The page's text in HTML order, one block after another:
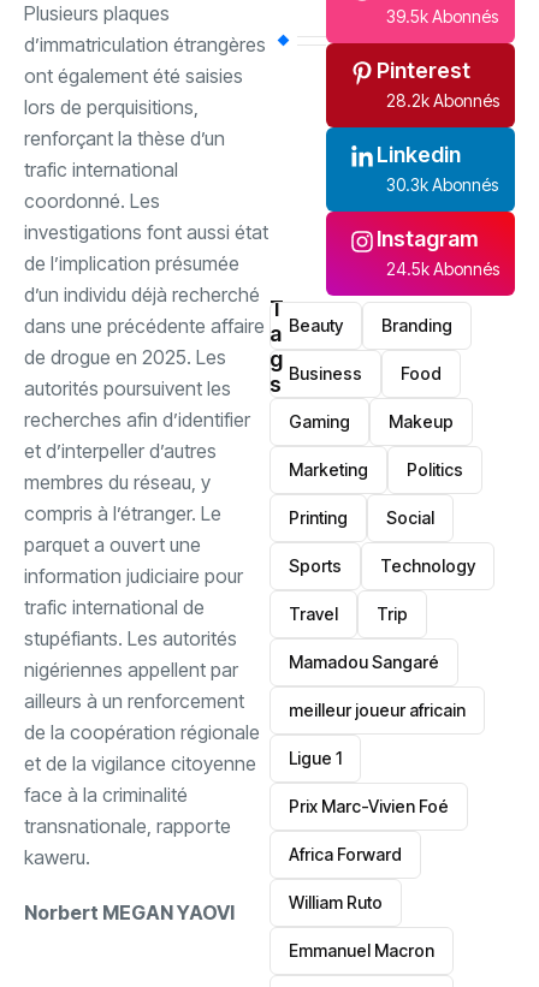
Plusieurs plaques
d’immatriculation étrangères
ont également été saisies
lors de perquisitions,
renforçant la thèse d’un
trafic international
coordonné. ‎Les
investigations font aussi état
de l’implication présumée
d’un individu déjà recherché
dans une précédente affaire
de drogue en 2025. Les
autorités poursuivent les
recherches afin d’identifier
et d’interpeller d’autres
membres du réseau, y
compris à l’étranger. ‎Le
parquet a ouvert une
information judiciaire pour
trafic international de
stupéfiants. Les autorités
nigériennes appellent par
ailleurs à un renforcement
de la coopération régionale
et de la vigilance citoyenne
face à la criminalité
transnationale, rapporte
kaweru.
Norbert MEGAN YAOVI
39.5k Abonnés
Pinterest
28.2k Abonnés
Linkedin
30.3k Abonnés
Instagram
24.5k Abonnés
T
a
g
s
Beauty Branding
Business Food
Gaming Makeup
Marketing Politics
Printing Social
Sports Technology
Travel Trip
Mamadou Sangaré
meilleur joueur africain
Ligue 1
Prix Marc-Vivien Foé
‎Africa Forward
William Ruto
Emmanuel Macron